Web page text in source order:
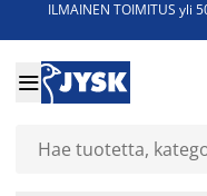
ILMAINEN TOIMITUS yli
